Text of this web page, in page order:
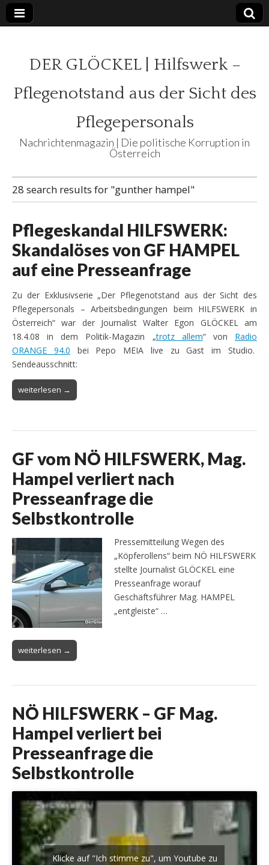
DER GLÖCKEL | Hilfswerk –
Pflegenotstand aus der Sicht des
Pflegepersonals
Nachrichtenmagazin | Die politische Korruption in
Österreich
28 search results for "gunther hampel"
Pflegeskandal HILFSWERK:
Skandalöses von GF HAMPEL
auf eine Presseanfrage
Zu der Exklusivserie „Der Pflegenotstand aus der Sicht des
Pflegepersonals – Arbeitsbedingungen beim HILFSWERK in
Österreich“ war der Journalist Walter Egon GLÖCKEL am
18.4.08 in dem Politik-Magazin „trotz allem“ von Radio
ORANGE 94.0 bei Pepo MEIA live zu Gast im Studio.
Sendeausschnitt:
weiterlesen →
GF vom NÖ HILFSWERK, Mag.
Hampel verliert nach
Presseanfrage die
Selbstkontrolle
Pressemitteilung Wegen des
„Köpferollens“ beim NÖ HILFSWERK
stellte Journalist GLÖCKEL eine
Presseanfrage worauf
Geschäftsführer Mag. HAMPEL
„entgleiste“ …
weiterlesen →
NÖ HILFSWERK – GF Mag.
Hampel verliert bei
Presseanfrage die
Selbstkontrolle
Klicke auf "Ich stimme zu", um Youtube zu